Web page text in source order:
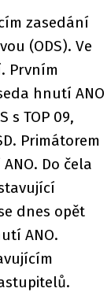
zasedání
(ODS). Ve
Prvním
hnutí ANO
s TOP 09,
Primátorem
Do čela
dnes opět
ANO.